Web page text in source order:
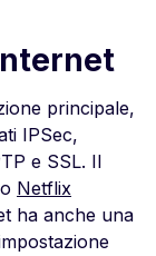
principale,
IPSec,
e SSL. Il
Netflix
ha anche una